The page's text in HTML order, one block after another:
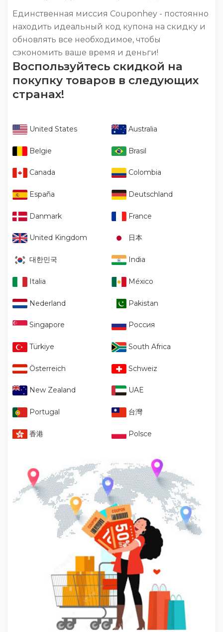
Единственная миссия Couponhey - постоянно
находить идеальный код купона на скидку и
обновлять все необходимое, чтобы
сэкономить ваше время и деньги!
Воспользуйтесь скидкой на
покупку товаров в следующих
странах!
United States Australia
Belgie Brasil
Canada Colombia
España Deutschland
Danmark France
United Kingdom 日本
대한민국 India
Italia México
Nederland Pakistan
Singapore Россия
Türkiye South Africa
Österreich Schweiz
New Zealand UAE
Portugal 台灣
香港 Polsce